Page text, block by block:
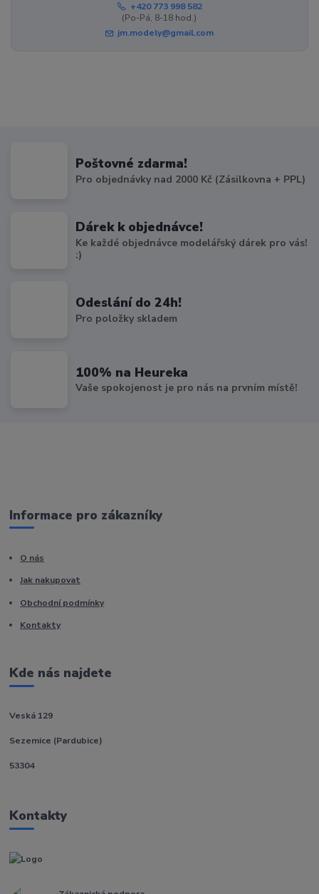
+420 773 998 582
(Po-Pá, 8-18 hod.)
jm.modely@gmail.com
Poštovné zdarma!
Pro objednávky nad 2000 Kč (Zásilkovna + PPL)
Dárek k objednávce!
Ke každé objednávce modelářský dárek pro vás!
:)
Odeslání do 24h!
Pro položky skladem
100% na Heureka
Vaše spokojenost je pro nás na prvním místě!
Informace pro zákazníky
O nás
Jak nakupovat
Obchodní podmínky
Kontakty
Kde nás najdete
Veská 129
Sezemice (Pardubice)
53304
Kontakty